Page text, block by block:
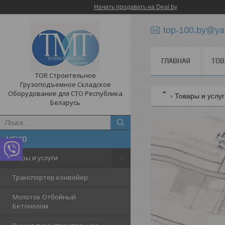
Начать продавать на Deal.by
TOR Строительное
Грузоподъемное Складское
Оборудование для СТО Республика
Беларусь
Товары и услуги
Транспортер конвейер
Молоток Отбойный
Бетонолом
top-
ГЛАВНАЯ
Товары и